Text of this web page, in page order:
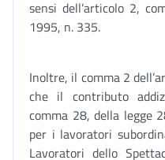
sensi dell’articolo 2,
1995, n. 335.
Inoltre, il comma 2
che il contributo
comma 28, della legge
per i lavoratori
Lavoratori dello